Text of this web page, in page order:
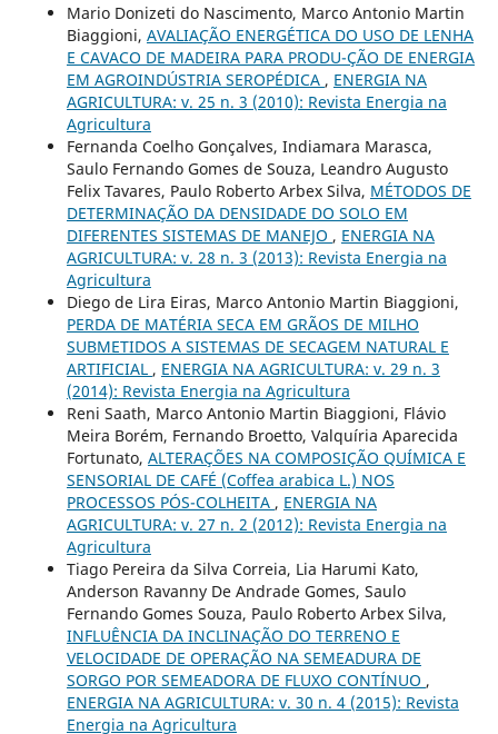
Mario Donizeti do Nascimento, Marco Antonio Martin
Biaggioni, AVALIAÇÃO ENERGÉTICA DO USO DE LENHA
E CAVACO DE MADEIRA PARA PRODU-ÇÃO DE ENERGIA
EM AGROINDÚSTRIA SEROPÉDICA , ENERGIA NA
AGRICULTURA: v. 25 n. 3 (2010): Revista Energia na
Agricultura
Fernanda Coelho Gonçalves, Indiamara Marasca,
Saulo Fernando Gomes de Souza, Leandro Augusto
Felix Tavares, Paulo Roberto Arbex Silva, MÉTODOS DE
DETERMINAÇÃO DA DENSIDADE DO SOLO EM
DIFERENTES SISTEMAS DE MANEJO , ENERGIA NA
AGRICULTURA: v. 28 n. 3 (2013): Revista Energia na
Agricultura
Diego de Lira Eiras, Marco Antonio Martin Biaggioni,
PERDA DE MATÉRIA SECA EM GRÃOS DE MILHO
SUBMETIDOS A SISTEMAS DE SECAGEM NATURAL E
ARTIFICIAL , ENERGIA NA AGRICULTURA: v. 29 n. 3
(2014): Revista Energia na Agricultura
Reni Saath, Marco Antonio Martin Biaggioni, Flávio
Meira Borém, Fernando Broetto, Valquíria Aparecida
Fortunato, ALTERAÇÕES NA COMPOSIÇÃO QUÍMICA E
SENSORIAL DE CAFÉ (Coffea arabica L.) NOS
PROCESSOS PÓS-COLHEITA , ENERGIA NA
AGRICULTURA: v. 27 n. 2 (2012): Revista Energia na
Agricultura
Tiago Pereira da Silva Correia, Lia Harumi Kato,
Anderson Ravanny De Andrade Gomes, Saulo
Fernando Gomes Souza, Paulo Roberto Arbex Silva,
INFLUÊNCIA DA INCLINAÇÃO DO TERRENO E
VELOCIDADE DE OPERAÇÃO NA SEMEADURA DE
SORGO POR SEMEADORA DE FLUXO CONTÍNUO ,
ENERGIA NA AGRICULTURA: v. 30 n. 4 (2015): Revista
Energia na Agricultura